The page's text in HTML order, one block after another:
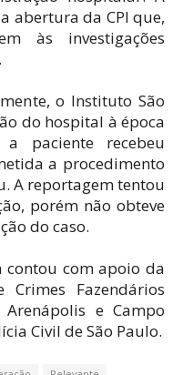
abertura da CPI que,
às investigações
o Instituto São
do hospital à época
paciente recebeu
a procedimento
A reportagem tentou
porém não obteve
do caso.
contou com apoio da
Crimes Fazendários
e Campo
Civil de São Paulo.